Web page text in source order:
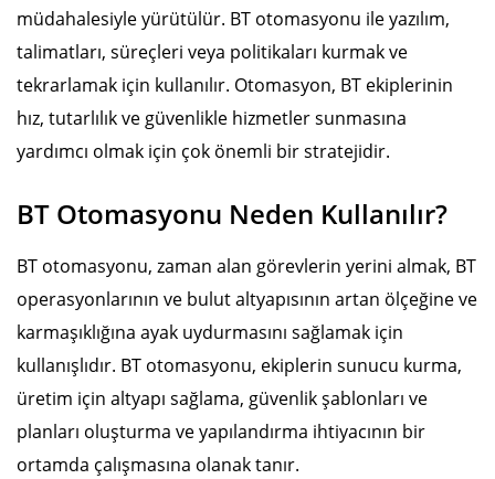
müdahalesiyle yürütülür. BT otomasyonu ile yazılım,
talimatları, süreçleri veya politikaları kurmak ve
tekrarlamak için kullanılır. Otomasyon, BT ekiplerinin
hız, tutarlılık ve güvenlikle hizmetler sunmasına
yardımcı olmak için çok önemli bir stratejidir.
BT Otomasyonu Neden Kullanılır?
BT otomasyonu, zaman alan görevlerin yerini almak, BT
operasyonlarının ve bulut altyapısının artan ölçeğine ve
karmaşıklığına ayak uydurmasını sağlamak için
kullanışlıdır. BT otomasyonu, ekiplerin sunucu kurma,
üretim için altyapı sağlama, güvenlik şablonları ve
planları oluşturma ve yapılandırma ihtiyacının bir
ortamda çalışmasına olanak tanır.